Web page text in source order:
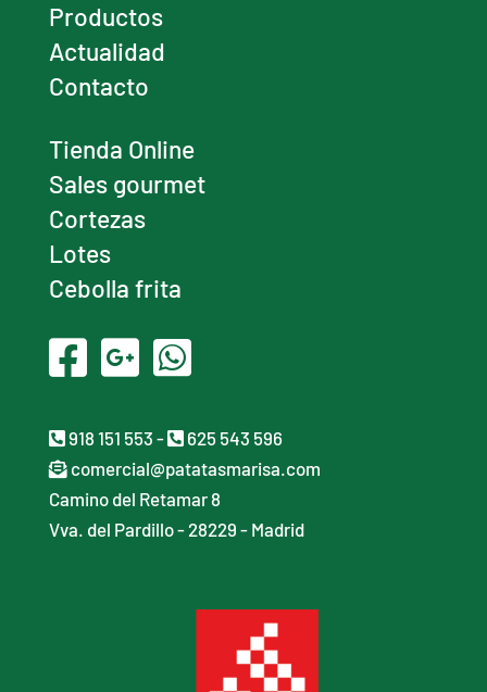
Productos
Actualidad
Contacto
Tienda Online
Sales gourmet
Cortezas
Lotes
Cebolla frita
918 151 553 -
625 543 596
comercial@patatasmarisa.com
Camino del Retamar 8
Vva. del Pardillo - 28229 - Madrid